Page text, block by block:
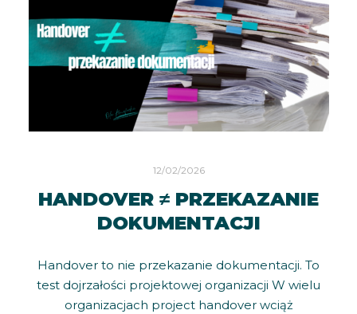
12/02/2026
HANDOVER ≠ PRZEKAZANIE
DOKUMENTACJI
Handover to nie przekazanie dokumentacji. To
test dojrzałości projektowej organizacji W wielu
organizacjach project handover wciąż